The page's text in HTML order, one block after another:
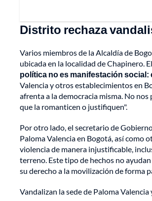
Distrito rechaza
Varios miembros de la Alcaldía de
ubicada en la localidad de Chapinero.
política no es manifestación social:
Valencia y otros establecimientos en
afrenta a la democracia misma. No
que la romanticen o justifiquen".
Por otro lado, el secretario de
Paloma Valencia en Bogotá, así como
violencia de manera injustificable,
terreno. Este tipo de hechos no
su derecho a la movilización de forma
Vandalizan la sede de Paloma